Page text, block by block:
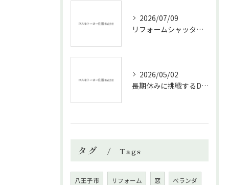
2026/07/09
リフォームシャッターで叶える台風対策の効果的方法
2026/05/02
長期休みに挑戦するDIYリフォームの極意
タグ Tags
八王子市 リフォーム 窓 ベランダ